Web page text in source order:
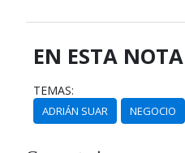
EN ESTA NOTA
TEMAS:
ADRIÁN SUAR NEGOCIO